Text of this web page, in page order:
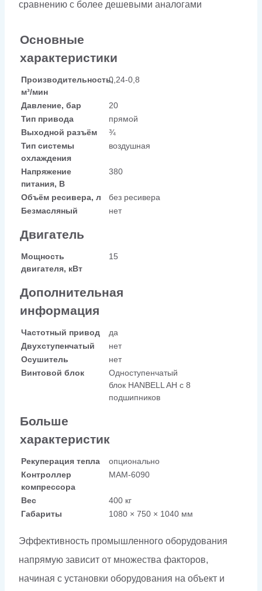
сравнению с более дешевыми аналогами
Основные
характеристики
Производительность,
м³/мин
0,24-0,8
Давление, бар
20
Тип привода
прямой
Выходной разъём
¾
Тип системы
охлаждения
воздушная
Напряжение
питания, В
380
Объём ресивера, л
без ресивера
Безмасляный
нет
Двигатель
Мощность
двигателя, кВт
15
Дополнительная
информация
Частотный привод
да
Двухступенчатый
нет
Осушитель
нет
Винтовой блок
Одноступенчатый
блок HANBELL AH с 8
подшипников
Больше
характеристик
Рекуперация тепла
опционально
Контроллер
компрессора
МАМ-6090
Вес
400 кг
Габариты
1080 × 750 × 1040 мм
Эффективность промышленного оборудования
напрямую зависит от множества факторов,
начиная с установки оборудования на объект и